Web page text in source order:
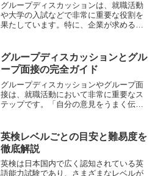
グループディスカッションは、就職活動
や大学の入試などで非常に重要な役割を
果たしています。特に、企業が求める能
「自分の意見をうまく伝えられるか不
安」「他の参加者とのコミュニ...
グループディスカッションとグル
ープ面接の完全ガイド
グループディスカッションやグループ面
接は、就職活動において非常に重要なス
テップです。「自分の意見をうまく伝え
を抱えている方も多いのではないでしょ
うか？そこで今回は、グル...
英検レベルごとの目安と難易度を
徹底解説
英検は日本国内で広く認知されている英
語能力試験であり、さまざまなレベルが